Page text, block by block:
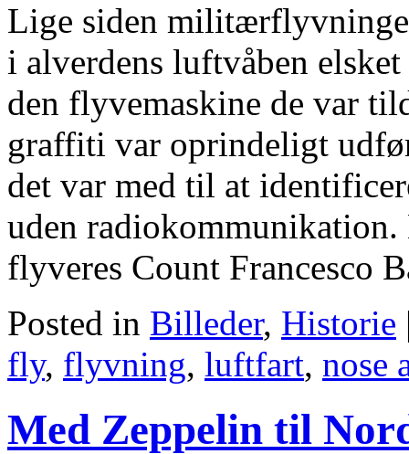
Lige siden
i alverdens luftvåben
den flyvemaskine de var
graffiti var oprindeligt
det var med til at
uden radiokommunikation.
flyveres Count Francesco
Posted in Billeder, Historie
fly, flyvning, luftfart, nose
Med Zeppelin til